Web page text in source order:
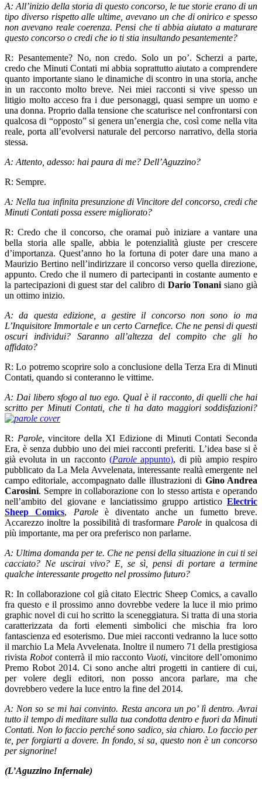
A: All’inizio della storia di questo concorso, le tue storie erano di un
tipo diverso rispetto alle ultime, avevano un che di onirico e spesso
non avevano reale coerenza. Pensi che ti abbia aiutato a maturare
questo concorso o credi che io ti stia insultando pesantemente?
R: Pesantemente? No, non credo. Solo un po’. Scherzi a parte,
credo che Minuti Contati mi abbia soprattutto aiutato a comprendere
quanto importante siano le dinamiche di scontro in una storia, anche
in un racconto molto breve. Nei miei racconti si vive spesso un
litigio molto acceso fra i due personaggi, quasi sempre un uomo e
una donna. Proprio dalla tensione che scaturisce nel confrontarsi con
qualcosa di “opposto” si genera un’energia che, così come nella vita
reale, porta all’evolversi naturale del percorso narrativo, della storia
stessa.
A: Attento, adesso: hai paura di me? Dell’Aguzzino?
R: Sempre.
A: Nella tua infinita presunzione di Vincitore del concorso, credi che
Minuti Contati possa essere migliorato?
R: Credo che il concorso, che oramai può iniziare a vantare una
bella storia alle spalle, abbia le potenzialità giuste per crescere
d’importanza. Quest’anno ho la fortuna di poter dare una mano a
Maurizio Bertino nell’indirizzare il concorso verso quella direzione,
appunto. Credo che il numero di partecipanti in costante aumento e
la partecipazioni di guest star del calibro di Dario Tonani siano già
un ottimo inizio.
A: da questa edizione, a gestire il concorso non sono io ma
L’Inquisitore Immortale e un certo Carnefice. Che ne pensi di questi
oscuri individui? Saranno all’altezza del compito che gli ho
affidato?
R: Lo potremo scoprire solo a conclusione della Terza Era di Minuti
Contati, quando si conteranno le vittime.
A: Dai libero sfogo al tuo ego. Qual è il racconto, di quelli che hai
scritto per Minuti Contati, che ti ha dato maggiori soddisfazioni?
R: Parole, vincitore della XI Edizione di Minuti Contati Seconda
Era, è senza dubbio uno dei miei racconti preferiti. L’idea base si è
già evoluta in un racconto (Parole appunto), di più ampio respiro
pubblicato da La Mela Avvelenata, interessante realtà emergente nel
campo editoriale, accompagnato dalle illustrazioni di Gino Andrea
Carosini. Sempre in collaborazione con lo stesso artista e operando
nell’ambito del giovane e lanciatissimo gruppo artistico Electric
Sheep Comics, Paroleè diventato anche un fumetto breve.
Accarezzo inoltre la possibilità di trasformare Parole in qualcosa di
più importante, ma per ora preferisco non parlarne.
A: Ultima domanda per te. Che ne pensi della situazione in cui ti sei
cacciato? Ne uscirai vivo? E, se sì, pensi di portare a termine
qualche interessante progetto nel prossimo futuro?
R: In collaborazione col già citato Electric Sheep Comics, a cavallo
fra questo e il prossimo anno dovrebbe vedere la luce il mio primo
graphic novel di cui ho scritto la sceneggiatura. Si tratta di una storia
caratterizzata da forti elementi simbolici che mischia fra loro
fantascienza ed esoterismo. Due miei racconti vedranno la luce sotto
il marchio La Mela Avvelenata. Inoltre il numero 71 della prestigiosa
rivista Robotconterrà il mio racconto Vuoti, vincitore dell’omonimo
Premo Robot 2014. Ci sono anche altri progetti in cantiere di cui,
per volere degli editori, non posso ancora parlare, ma che
dovrebbero vedere la luce entro la fine del 2014.
A: Non so se mi hai convinto. Resta ancora un po’ lì dentro. Avrai
tutto il tempo di meditare sulla tua condotta dentro e fuori da Minuti
Contati. Non lo faccio perché sono sadico, sia chiaro. Lo faccio per
te, per forgiarti a dovere. In fondo, si sa, questo non è un concorso
per signorine!
(L’Aguzzino Infernale)